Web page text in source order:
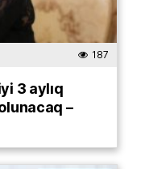
187
3 aylıq
–